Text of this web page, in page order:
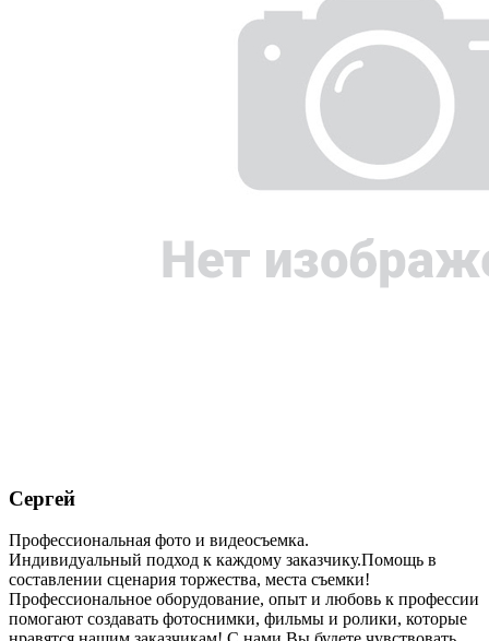
Сергей
Профессиональная фото и видеосъемка.
Индивидуальный подход к каждому заказчику.Помощь в
составлении сценария торжества, места съемки!
Профессиональное оборудование, опыт и любовь к профессии
помогают создавать фотоснимки, фильмы и ролики, которые